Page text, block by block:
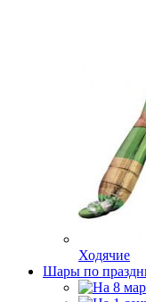
Ходячие
Шары по